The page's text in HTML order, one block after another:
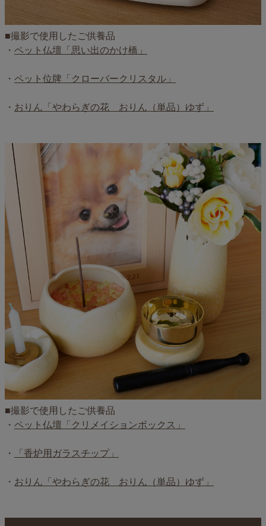
■撮影で使用したご供養品
・ ペット仏壇「思い出のかけ橋」
・ ペット位牌「クローバークリスタル」
・ おりん「やわらぎの花 おりん（単品）ゆず」
■撮影で使用したご供養品
・ ペット仏壇「クリメイションボックス」
・ 「香炉用ガラスチップ」
・ おりん「やわらぎの花 おりん（単品）ゆず」